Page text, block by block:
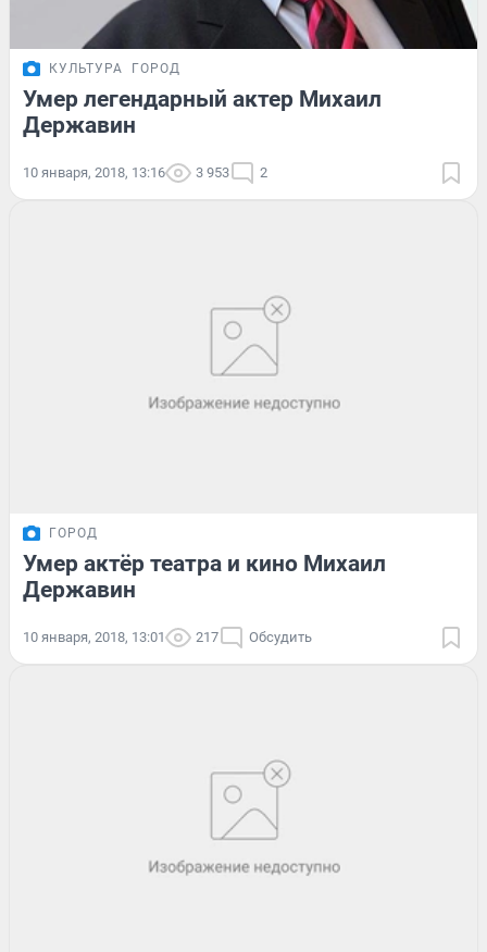
КУЛЬТУРА ГОРОД
Умер легендарный актер Михаил
Державин
10 января, 2018, 13:16 3 953 2
ГОРОД
Умер актёр театра и кино Михаил
Державин
10 января, 2018, 13:01 217 Обсудить